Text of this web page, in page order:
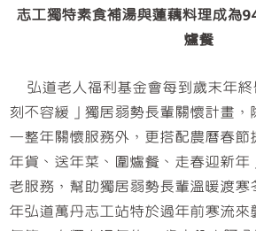
志工獨特素食補湯與蓮藕料理成為
爐餐
弘道老人福利基金會每到歲末年終
刻不容緩」獨居弱勢長輩關懷計畫，
一整年關懷服務外，更搭配農曆春節
年貨、送年菜、圍爐餐、走春迎新年
老服務，幫助獨居弱勢長輩溫暖渡寒
年弘道萬丹志工站特於過年前寒流來